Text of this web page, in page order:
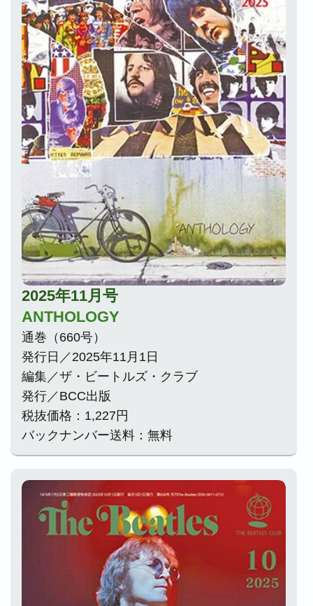
2025年11月号
ANTHOLOGY
通巻（660号）
発行日／2025年11月1日
編集／ザ・ビートルズ・クラブ
発行／BCC出版
税抜価格：1,227円
バックナンバー送料：無料